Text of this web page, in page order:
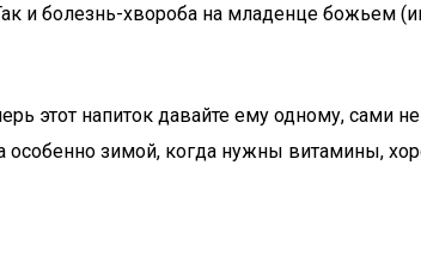
и болезнь-хвороба на младенце божьем
этот напиток давайте ему одному, сами
особенно зимой, когда нужны витамины,